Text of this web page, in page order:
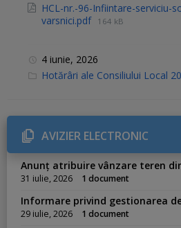
HCL-nr.-96-Infiintare-serviciu-
varsnici.pdf 164 kB
4 iunie, 2026
C
r
i
e
s
Hotărâri ale Consiliului Local
AVIZIER ELECTRONIC
Anunț atribuire vânzare teren
31 iulie, 2026 1 document
Informare privind gestionarea
29 iulie, 2026 1 document